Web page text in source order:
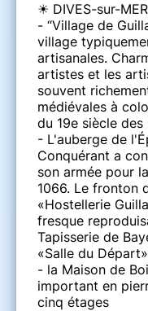
☀ DIVES-sur-MER
- “Village de
village
artisanales.
artistes et les
souvent
médiévales à
du 19e siècle
- L'auberge de
Conquérant a
son armée pour
1066. Le fronton
«Hostellerie
fresque
Tapisserie de
«Salle du
- la Maison de
important en
cinq étages